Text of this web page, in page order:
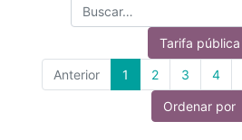
Tarifa pública
Anterior 1 2 3 4
Ordenar por